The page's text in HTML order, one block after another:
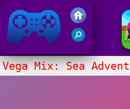
Juegos Friv 2020
Vega Mix: Sea